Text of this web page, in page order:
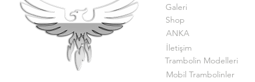
Galeri
Shop
ANKA
İletişim
Trambolin Modelleri
Mobil Trambolinler